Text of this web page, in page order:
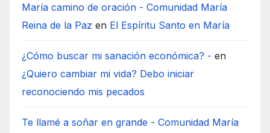
María camino de oración - Comunidad María
Reina de la Paz en El Espíritu Santo en María
¿Cómo buscar mi sanación económica? - en
¿Quiero cambiar mi vida? Debo iniciar
reconociendo mis pecados
Te llamé a soñar en grande - Comunidad María